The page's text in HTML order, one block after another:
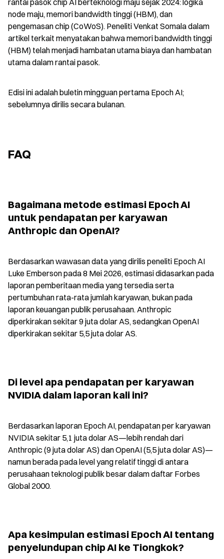
rantai pasok chip AI berteknologi maju sejak 2024: logika
node maju, memori bandwidth tinggi (HBM), dan
pengemasan chip (CoWoS). Peneliti Venkat Somala dalam
artikel terkait menyatakan bahwa memori bandwidth tinggi
(HBM) telah menjadi hambatan utama biaya dan hambatan
utama dalam rantai pasok.
Edisi ini adalah buletin mingguan pertama Epoch AI;
sebelumnya dirilis secara bulanan.
FAQ
Bagaimana metode estimasi Epoch AI
untuk pendapatan per karyawan
Anthropic dan OpenAI?
Berdasarkan wawasan data yang dirilis peneliti Epoch AI
Luke Emberson pada 8 Mei 2026, estimasi didasarkan pada
laporan pemberitaan media yang tersedia serta
pertumbuhan rata-rata jumlah karyawan, bukan pada
laporan keuangan publik perusahaan. Anthropic
diperkirakan sekitar 9 juta dolar AS, sedangkan OpenAI
diperkirakan sekitar 5,5 juta dolar AS.
Di level apa pendapatan per karyawan
NVIDIA dalam laporan kali ini?
Berdasarkan laporan Epoch AI, pendapatan per karyawan
NVIDIA sekitar 5,1 juta dolar AS—lebih rendah dari
Anthropic (9 juta dolar AS) dan OpenAI (5,5 juta dolar AS)—
namun berada pada level yang relatif tinggi di antara
perusahaan teknologi publik besar dalam daftar Forbes
Global 2000.
Apa kesimpulan estimasi Epoch AI tentang
penyelundupan chip AI ke Tiongkok?